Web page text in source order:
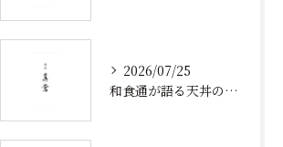
2026/07/25
和食通が語る天丼の発祥と歴史から食べ方まで奥深い魅力を徹底解説